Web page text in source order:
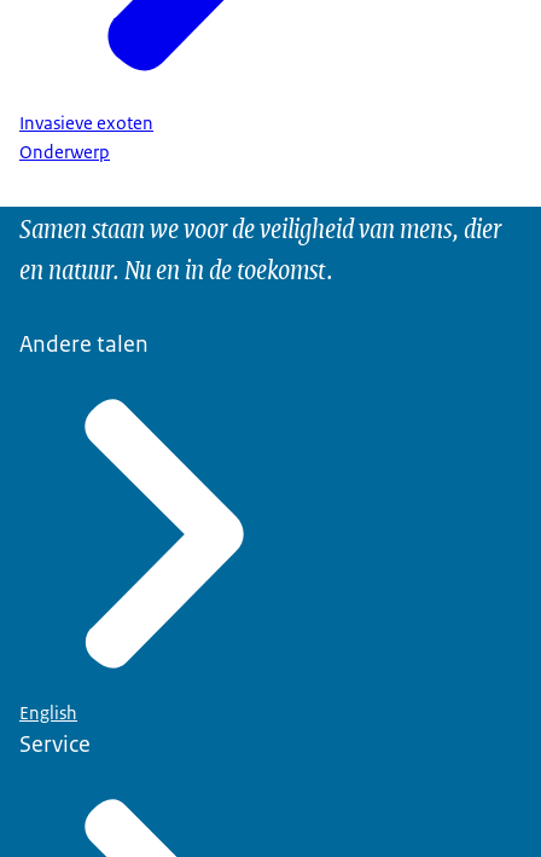
Invasieve exoten
Onderwerp
Samen staan we voor de veiligheid van mens, dier
en natuur. Nu en in de toekomst.
Andere talen
English
Service